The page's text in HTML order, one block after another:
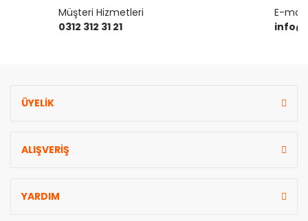
Müşteri Hizmetleri
0312 312 31 21
E-mail
ÜYELİK
ALIŞVERİŞ
YARDIM